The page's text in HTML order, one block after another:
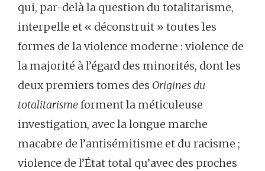
qui, par-delà la question du totalitarisme,
interpelle et « déconstruit » toutes les
formes de la violence moderne : violence de
la majorité à l’égard des minorités, dont les
deux premiers tomes des Origines du
totalitarismeforment la méticuleuse
investigation, avec la longue marche
macabre de l’antisémitisme et du racisme ;
violence de l’État total qu’avec des proches